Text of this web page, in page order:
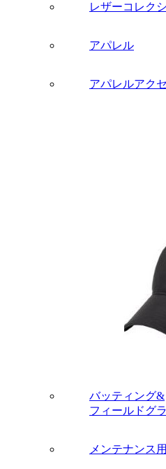
レザーコレク
アパレル
アパレルアク
バッティング&
フィールドグ
メンテナンス